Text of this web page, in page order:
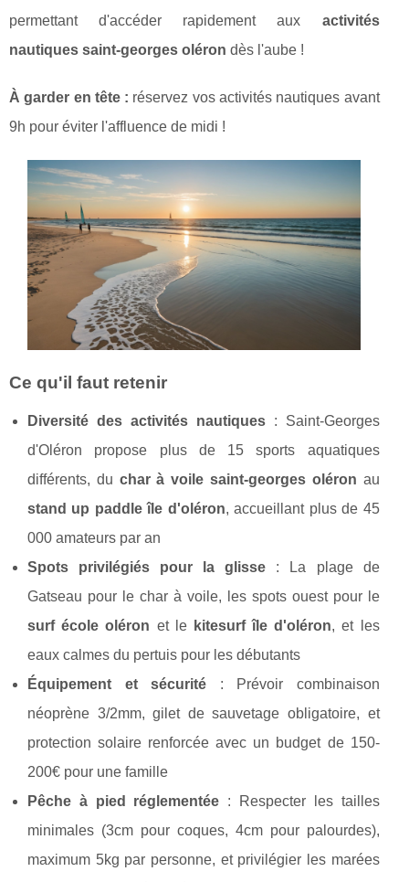
permettant d'accéder rapidement aux activités
nautiques saint-georges oléron dès l'aube !
À garder en tête : réservez vos activités nautiques avant
9h pour éviter l'affluence de midi !
Ce qu'il faut retenir
Diversité des activités nautiques: Saint-Georges
d'Oléron propose plus de 15 sports aquatiques
différents, du char à voile saint-georges oléron au
stand up paddle île d'oléron, accueillant plus de 45
000 amateurs par an
Spots privilégiés pour la glisse : La plage de
Gatseau pour le char à voile, les spots ouest pour le
surf école oléron et le kitesurf île d'oléron, et les
eaux calmes du pertuis pour les débutants
Équipement et sécurité : Prévoir combinaison
néoprène 3/2mm, gilet de sauvetage obligatoire, et
protection solaire renforcée avec un budget de 150-
200€ pour une famille
Pêche à pied réglementée : Respecter les tailles
minimales (3cm pour coques, 4cm pour palourdes),
maximum 5kg par personne, et privilégier les marées